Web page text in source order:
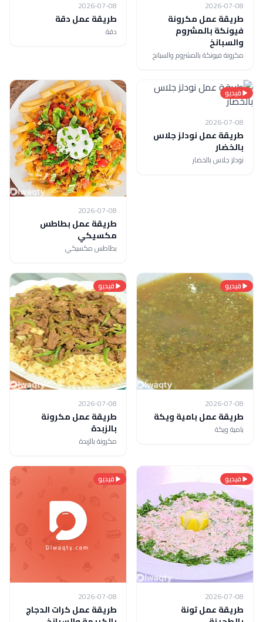
2026-07-08
طريقة عمل مكرونة
فيونكة بالمشروم
والسبانخ
مكرونة فيونكة بالمشروم والسبانخ
2026-07-08
طريقة عمل دقة
دقة
فيديو
2026-07-08
طريقة عمل نودلز جلاس
بالخضار
نودلز جلاس بالخضار
2026-07-08
طريقة عمل بطاطس
مكسيكي
بطاطس مكسيكي
فيديو
2026-07-08
طريقة عمل بامية ويكة
بامية ويكة
فيديو
2026-07-08
طريقة عمل مكرونة
بالزبدة
مكرونة بالزبدة
فيديو
2026-07-08
طريقة عمل تونة
فيديو
2026-07-08
طريقة عمل كرات الدجاج